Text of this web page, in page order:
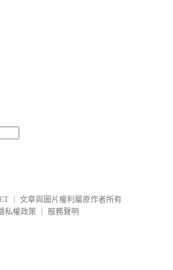
文章與圖片權利屬原作者所有
私權政策
服務聲明